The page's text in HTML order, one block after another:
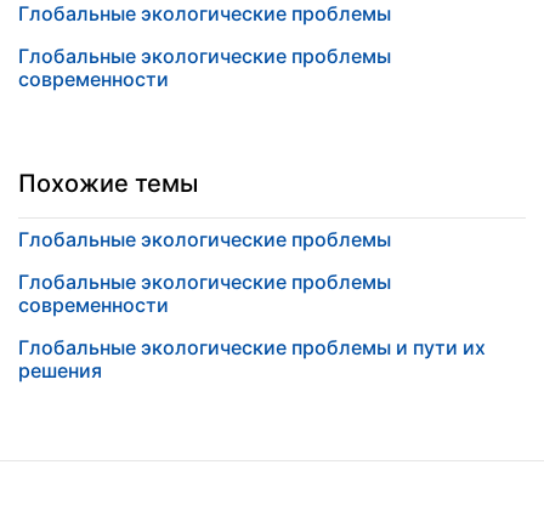
Глобальные экологические проблемы
Глобальные экологические проблемы
современности
Похожие темы
Глобальные экологические проблемы
Глобальные экологические проблемы
современности
Глобальные экологические проблемы и пути их
решения